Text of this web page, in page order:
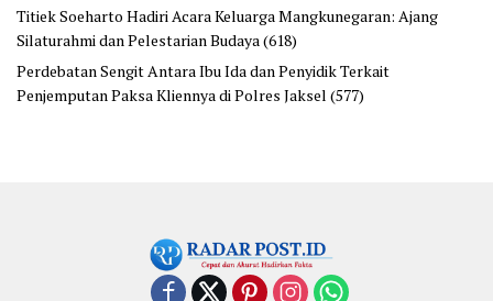
Titiek Soeharto Hadiri Acara Keluarga Mangkunegaran: Ajang
Silaturahmi dan Pelestarian Budaya(618)
Perdebatan Sengit Antara Ibu Ida dan Penyidik Terkait
Penjemputan Paksa Kliennya di Polres Jaksel (577)